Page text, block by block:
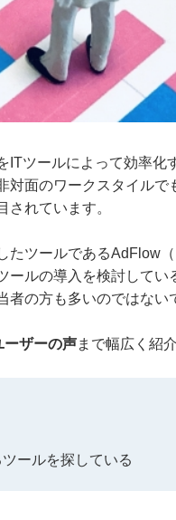
ツールによって効率化
対面のワークスタイルで
れています。
ツールであるAdFlow（
ールの導入を検討してい
の方も多いのではない
ザーの声まで幅広く紹
ールを探している